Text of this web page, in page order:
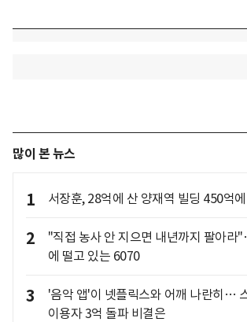
많이 본 뉴스
1 서장훈, 28억에 산 양재역 빌딩 450억
2
"직접 농사 안 지으면 내년까지 팔아라
에 떨고 있는 6070
3
'음악 앱'이 넷플릭스와 어깨 나란히…
이용자 3억 돌파 비결은